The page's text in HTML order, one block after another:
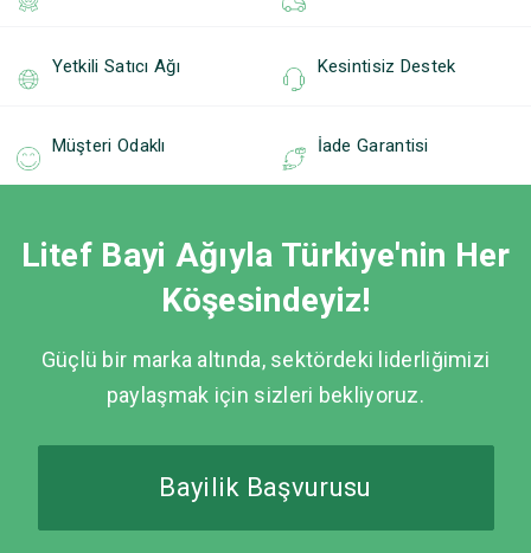
Yetkili Satıcı Ağı Kesintisiz Destek
Müşteri Odaklı İade Garantisi
Litef Bayi Ağıyla Türkiye'nin Her
Köşesindeyiz!
Güçlü bir marka altında, sektördeki liderliğimizi
paylaşmak için sizleri bekliyoruz.
Bayilik Başvurusu